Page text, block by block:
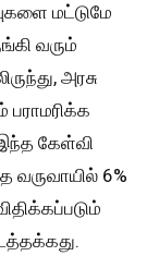
மட்டுமே
வரும்
அரசு
பராமரிக்க
இந்த கேள்வி
வருவாயில் 6%